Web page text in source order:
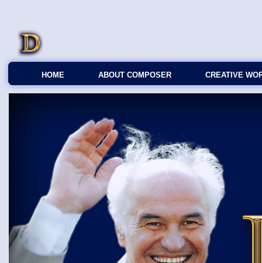
HOME ABOUT COMPOSER CREATIVE